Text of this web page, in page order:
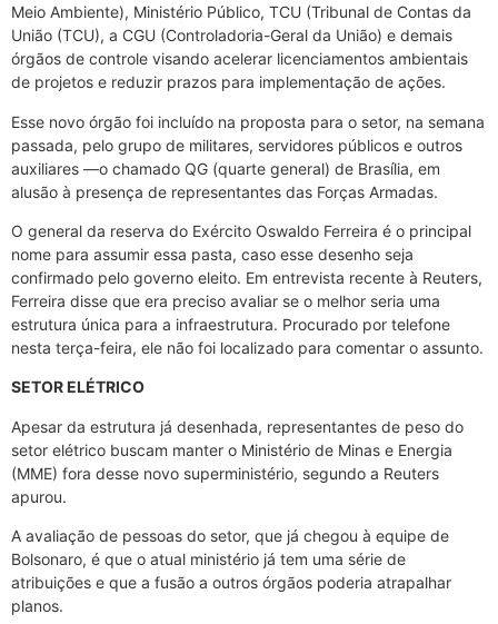
Meio Ambiente), Ministério Público, TCU (Tribunal de Contas da
União (TCU), a CGU (Controladoria-Geral da União) e demais
órgãos de controle visando acelerar licenciamentos ambientais
de projetos e reduzir prazos para implementação de ações.
Esse novo órgão foi incluído na proposta para o setor, na semana
passada, pelo grupo de militares, servidores públicos e outros
auxiliares —o chamado QG (quarte general) de Brasília, em
alusão à presença de representantes das Forças Armadas.
O general da reserva do Exército Oswaldo Ferreira é o principal
nome para assumir essa pasta, caso esse desenho seja
confirmado pelo governo eleito. Em entrevista recente à Reuters,
Ferreira disse que era preciso avaliar se o melhor seria uma
estrutura única para a infraestrutura. Procurado por telefone
nesta terça-feira, ele não foi localizado para comentar o assunto.
SETOR ELÉTRICO
Apesar da estrutura já desenhada, representantes de peso do
setor elétrico buscam manter o Ministério de Minas e Energia
(MME) fora desse novo superministério, segundo a Reuters
apurou.
A avaliação de pessoas do setor, que já chegou à equipe de
Bolsonaro, é que o atual ministério já tem uma série de
atribuições e que a fusão a outros órgãos poderia atrapalhar
planos.